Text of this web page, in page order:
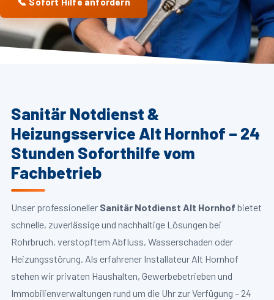
Sanitär Notdienst &
Heizungsservice Alt Hornhof – 24
Stunden Soforthilfe vom
Fachbetrieb
Unser professioneller Sanitär Notdienst Alt Hornhof bietet
schnelle, zuverlässige und nachhaltige Lösungen bei
Rohrbruch, verstopftem Abfluss, Wasserschaden oder
Heizungsstörung. Als erfahrener Installateur Alt Hornhof
stehen wir privaten Haushalten, Gewerbebetrieben und
Immobilienverwaltungen rund um die Uhr zur Verfügung – 24